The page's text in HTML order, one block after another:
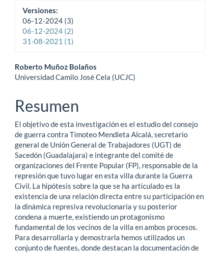
Versiones:
06-12-2024 (3)
06-12-2024 (2)
31-08-2021 (1)
Contenido
del
artículo
Roberto Muñoz Bolaños
Universidad Camilo José Cela (UCJC)
Resumen
El objetivo de esta investigación es el estudio del consejo
de guerra contra Timoteo Mendieta Alcalá, secretario
general de Unión General de Trabajadores (UGT) de
Sacedón (Guadalajara) e integrante del comité de
organizaciones del Frente Popular (FP), responsable de la
represión que tuvo lugar en esta villa durante la Guerra
Civil. La hipótesis sobre la que se ha articulado es la
existencia de una relación directa entre su participación en
la dinámica represiva revolucionaria y su posterior
condena a muerte, existiendo un protagonismo
fundamental de los vecinos de la villa en ambos procesos.
Para desarrollarla y demostrarla hemos utilizados un
conjunto de fuentes, donde destacan la documentación de